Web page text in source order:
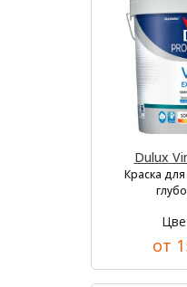
Dulux
Краска
от